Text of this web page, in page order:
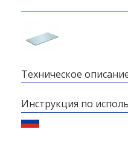
Техническое
Инструкция по